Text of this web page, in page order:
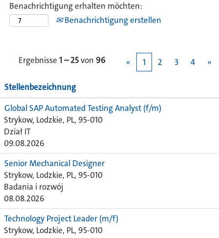
Benachrichtigung erhalten möchten:
Benachrichtigung erstellen
Ergebnisse 1 – 25von 96 « 1 2 3 4 »
Stellenbezeichnung
Global SAP Automated Testing Analyst (f/m)
Strykow, Lodzkie, PL, 95-010
Dział IT
09.08.2026
Senior Mechanical Designer
Strykow, Lodzkie, PL, 95-010
Badania i rozwój
08.08.2026
Technology Project Leader (m/f)
Strykow, Lodzkie, PL, 95-010